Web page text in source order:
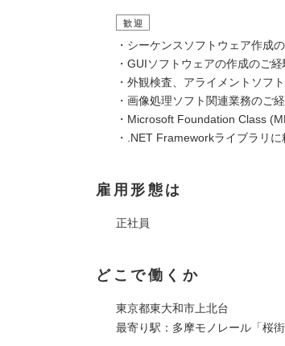
歓迎
・シーケンスソフトウェア作成
・GUIソフトウェアの作成のご経
・外観検査、アライメントソフ
・画像処理ソフト関連業務のご
・Microsoft Foundation Class
・.NET Frameworkライブラリ
雇用形態は
正社員
どこで働くか
東京都東大和市上北台
最寄り駅：多摩モノレール「桜街